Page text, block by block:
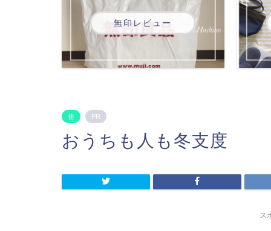
無印レビュー
住 PR
おうちも人も冬支度
ス